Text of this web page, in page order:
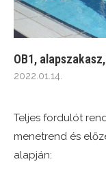
OB1,
2022.01.14.
Teljes fordulót
menetrend és
alapján: